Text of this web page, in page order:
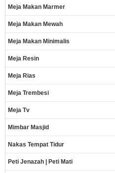
Meja Makan Marmer
Meja Makan Mewah
Meja Makan Minimalis
Meja Resin
Meja Rias
Meja Trembesi
Meja Tv
Mimbar Masjid
Nakas Tempat Tidur
Peti Jenazah | Peti Mati